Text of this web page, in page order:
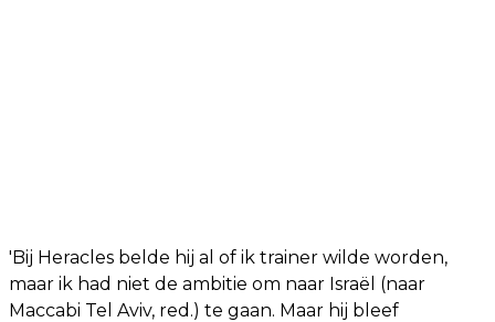
'Bij Heracles belde hij al of ik trainer wilde worden,
maar ik had niet de ambitie om naar Israël (naar
Maccabi Tel Aviv, red.) te gaan. Maar hij bleef